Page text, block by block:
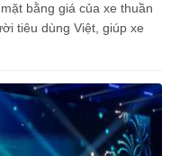
bằng giá của xe thuần
tiêu dùng Việt, giúp xe